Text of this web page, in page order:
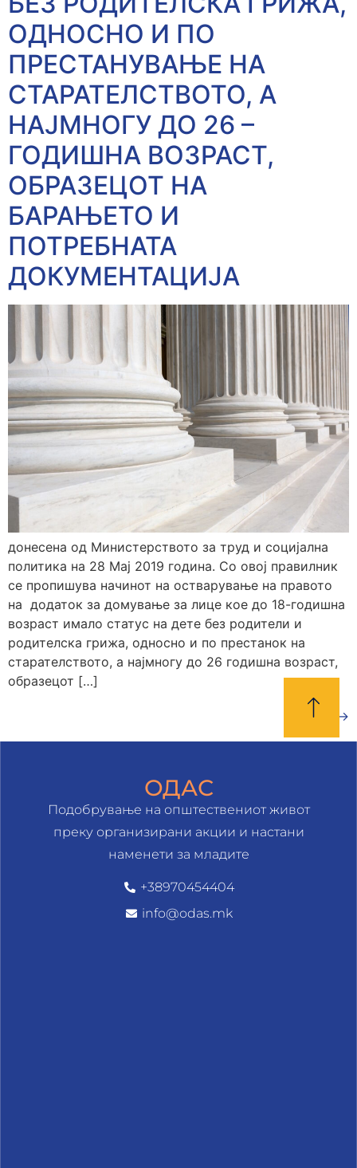
ОДНОСНО И ПО
ПРЕСТАНУВАЊЕ НА
СТАРАТЕЛСТВОТО, А
НАЈМНОГУ ДО 26 –
ГОДИШНА ВОЗРАСТ,
ОБРАЗЕЦОТ НА
БАРАЊЕТО И
ПОТРЕБНАТА
ДОКУМЕНТАЦИЈА
донесена од Министерството за труд и социјална
политика на 28 Мај 2019 година. Со овој правилник
се пропишува начинот на остварување на правото
на додаток за домување за лице кое до 18-годишна
возраст имало статус на дете без родители и
родителска грижа, односно и по престанок на
старателството, а најмногу до 26 годишна возраст,
образецот […]
Next →
ОДАС
Подобрување на општествениот живот
преку организирани акции и настани
наменети за младите
+38970454404
info@odas.mk